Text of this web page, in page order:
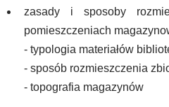
zasady i sposoby
pomieszczeniach
- typologia materiałów
- sposób rozmieszczenia
- topografia magazynów